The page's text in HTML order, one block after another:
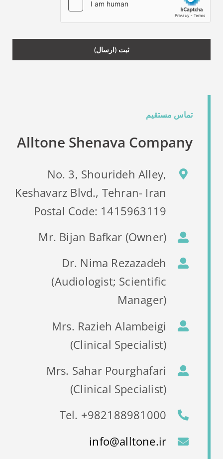
تماس مستقیم
Alltone Shenava Company
No. 3, Shourideh Alley,
Keshavarz Blvd., Tehran- Iran
Postal Code: 1415963119
Mr. Bijan Bafkar (Owner)
Dr. Nima Rezazadeh
(Audiologist; Scientific
Manager)
Mrs. Razieh Alambeigi
(Clinical Specialist)
Mrs. Sahar Pourghafari
(Clinical Specialist)
Tel. +982188981000
info@alltone.ir